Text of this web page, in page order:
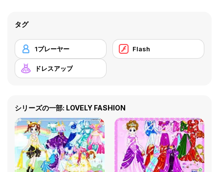
タグ
1プレーヤー Flash
ドレスアップ
シリーズの一部: LOVELY FASHION